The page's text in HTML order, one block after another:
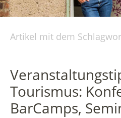
Artikel mit dem
Tourismus:
BarCamps,